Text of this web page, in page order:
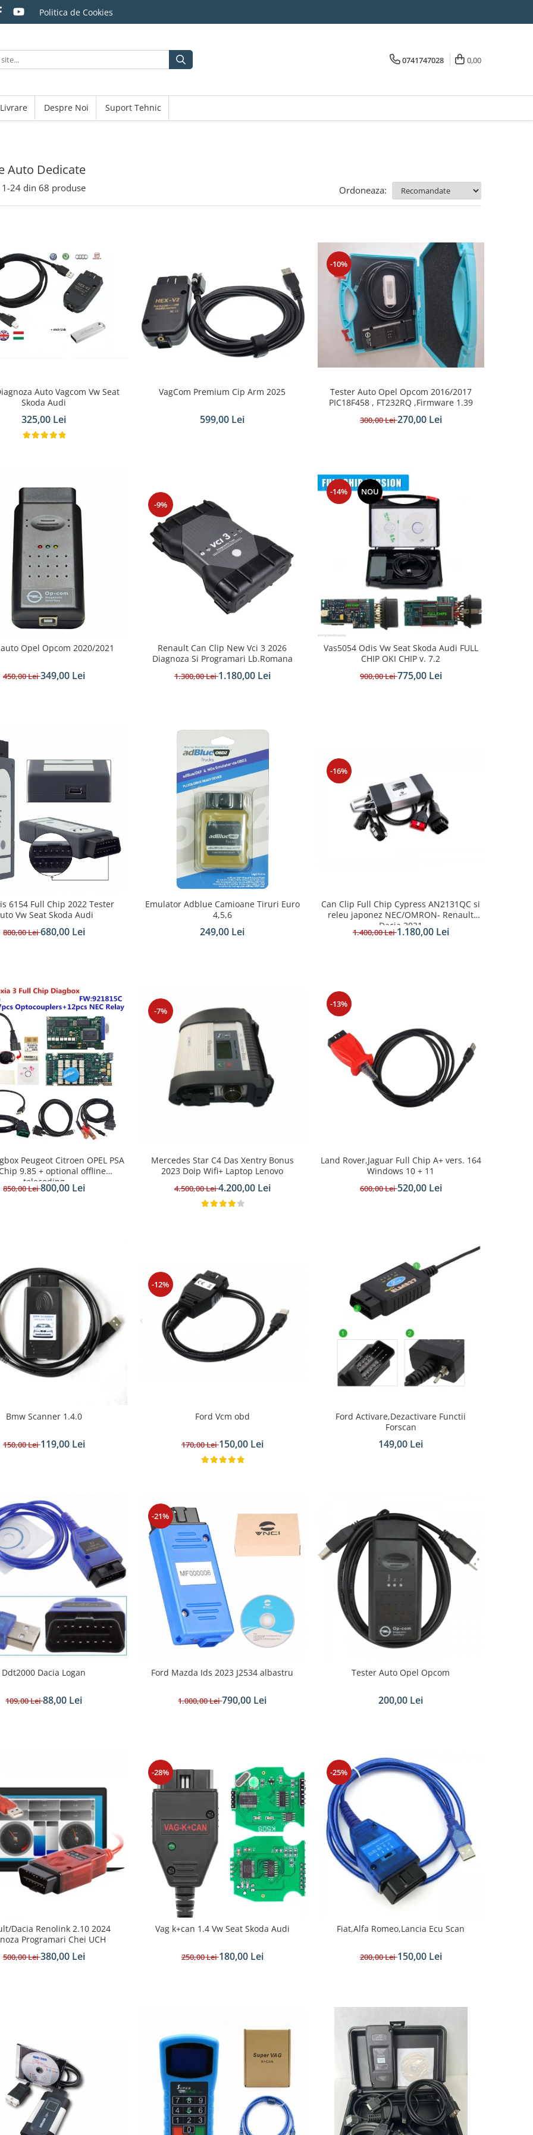
Politica de Cookies
0741747028 0,00
Despre Noi Suport Tehnic
Auto Dedicate
1-24 din 68 produse Ordoneaza:
Auto Vagcom Vw Seat
Skoda Audi
325,00 Lei
VagCom Premium Cip Arm 2025
599,00 Lei
-10%
Tester Auto Opel Opcom 2016/2017
PIC18F458 , FT232RQ ,Firmware 1.39
300,00 Lei270,00 Lei
Opel Opcom 2020/2021
450,00 Lei349,00 Lei
-9%
Renault Can Clip New Vci 3 2026
Diagnoza Si Programari Lb.Romana
1.300,00 Lei1.180,00 Lei
-14% NOU
Vas5054 Odis Vw Seat Skoda Audi FULL
CHIP OKI CHIP v. 7.2
900,00 Lei775,00 Lei
6154 Full Chip 2022 Tester
Vw Seat Skoda Audi
800,00 Lei680,00 Lei
Emulator Adblue Camioane Tiruri Euro
4,5,6
249,00 Lei
-16%
Can Clip Full Chip Cypress AN2131QC si
releu japonez NEC/OMRON- Renault
Dacia 2021
1.400,00 Lei1.180,00 Lei
Peugeot Citroen OPEL PSA
9.85 + optional offline
telecoding
850,00 Lei800,00 Lei
-7%
Mercedes Star C4 Das Xentry Bonus
2023 Doip Wifi+ Laptop Lenovo
4.500,00 Lei4.200,00 Lei
-13%
Land Rover,Jaguar Full Chip A+ vers. 164
Windows 10 + 11
600,00 Lei520,00 Lei
Bmw Scanner 1.4.0
150,00 Lei119,00 Lei
-12%
Ford Vcm obd
170,00 Lei150,00 Lei
Ford Activare,Dezactivare Functii
Forscan
149,00 Lei
Ddt2000 Dacia Logan
109,00 Lei88,00 Lei
-21%
Ford Mazda Ids 2023 J2534 albastru
1.000,00 Lei790,00 Lei
Tester Auto Opel Opcom
200,00 Lei
Dacia Renolink 2.10 2024
Programari Chei UCH
500,00 Lei380,00 Lei
-28%
Vag k+can 1.4 Vw Seat Skoda Audi
250,00 Lei180,00 Lei
-25%
Fiat,Alfa Romeo,Lancia Ecu Scan
200,00 Lei150,00 Lei